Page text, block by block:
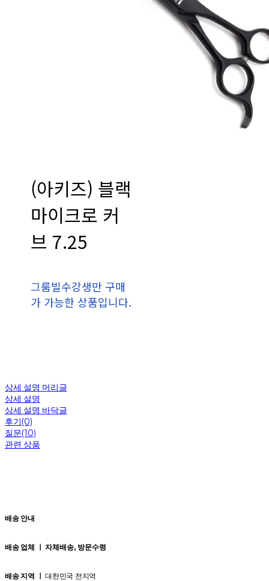
(아키즈) 블랙
마이크로 커
브 7.25
그룸빌수강생만 구매
가 가능한 상품입니다.
상세 설명 머리글
상세 설명
상세 설명 바닥글
후기(0)
질문(10)
관련 상품
배송 안내
배송 업체 ㅣ자체배송, 방문수령
배송 지역 ㅣ대한민국 전지역